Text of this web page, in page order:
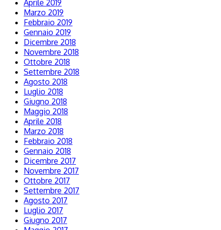
Aprile 2019
Marzo 2019
Febbraio 2019
Gennaio 2019
Dicembre 2018
Novembre 2018
Ottobre 2018
Settembre 2018
Agosto 2018
Luglio 2018
Giugno 2018
Maggio 2018
Aprile 2018
Marzo 2018
Febbraio 2018
Gennaio 2018
Dicembre 2017
Novembre 2017
Ottobre 2017
Settembre 2017
Agosto 2017
Luglio 2017
Giugno 2017